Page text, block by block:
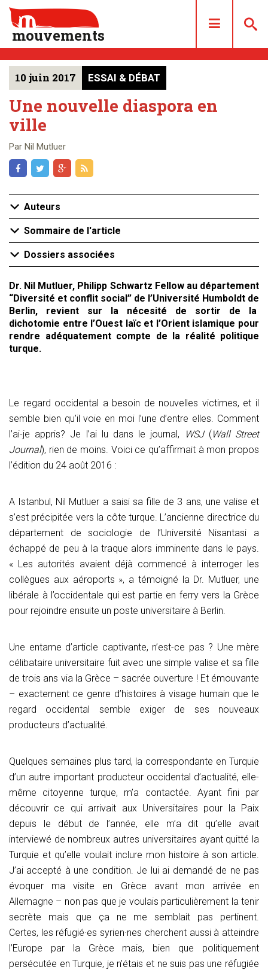
mouvements
DOSSIERS
LES NUMÉROS
ACHAT/ABONNEMENT
CONTACT
10 juin 2017 ESSAI & DÉBAT
Une nouvelle diaspora en
ville
Par Nil Mutluer
Auteurs
Sommaire de l'article
Dossiers associées
Dr. Nil Mutluer, Philipp Schwartz Fellow au département
“Diversité et conflit social” de l’Université Humboldt de
Berlin, revient sur la nécesité de sortir de la
dichotomie entre l’Ouest laïc et l’Orient islamique pour
rendre adéquatement compte de la réalité politique
turque.
Le regard occidental a besoin de nouvelles victimes, et il
semble bien qu’il voie en moi l’une d’entre elles. Comment
l’ai-je appris? Je l’ai lu dans le journal,
WSJ (Wall Street
Journal), rien de moins. Voici ce qu’affirmait à mon propos
l’édition du 24 août 2016 :
A Istanbul, Nil Mutluer a saisi sa fille de 3 ans, une valise et
s’est précipitée vers la côte turque. L’ancienne directrice du
département de sociologie de l’Université Nisantasi a
échappé de peu à la traque alors imminente dans le pays.
« Les autorités avaient déjà commencé à interroger les
collègues aux aéroports », a témoigné la Dr. Mutluer, une
libérale à l’occidentale qui est partie en ferry vers la Grèce
pour rejoindre ensuite un poste universitaire à Berlin.
Une entame d’article captivante, n’est-ce pas ? Une mère
célibataire universitaire fuit avec une simple valise et sa fille
de trois ans via la Grèce – sacrée ouverture ! Et émouvante
– exactement ce genre d’histoires à visage humain que le
regard occidental semble exiger de ses nouveaux
producteurs d’actualité.
Quelques semaines plus tard, la correspondante en Turquie
d’un autre important producteur occidental d’actualité, elle-
même citoyenne turque, m’a contactée. Ayant fini par
découvrir ce qui arrivait aux Universitaires pour la Paix
depuis le début de l’année, elle m’a dit qu’elle avait
interviewé de nombreux autres universitaires ayant quitté la
Turquie et qu’elle voulait inclure mon histoire à son article.
J’ai accepté à une condition. Je lui ai demandé de ne pas
évoquer ma visite en Grèce avant mon arrivée en
Allemagne – non pas que je voulais particulièrement la tenir
secrète mais que ça ne me semblait pas pertinent.
Certes, les réfugié·es syrien·nes cherchent aussi à atteindre
l’Europe par la Grèce mais, bien que politiquement
persécutée en Turquie, je n’étais et ne suis pas une réfugiée